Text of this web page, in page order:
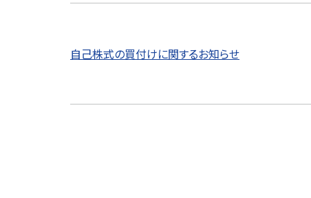
自己株式の買付けに関するお知らせ